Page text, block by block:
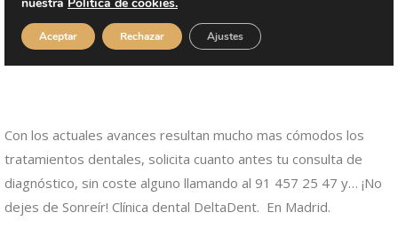
Con los actuales avances resultan mucho mas cómodos los
tratamientos dentales, solicita cuanto antes tu consulta de
diagnóstico, sin coste alguno llamando al 91 457 25 47 y… ¡No
dejes de Sonreír! Clínica dental DeltaDent. En Madrid.